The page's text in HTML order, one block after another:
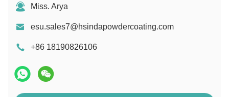
Miss. Arya
esu.sales7@hsindapowdercoating.com
+86 18190826106